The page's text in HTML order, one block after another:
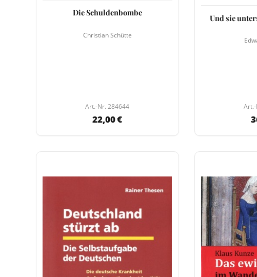
Die Schuldenbombe
Christian Schütte
Art.-Nr. 284644
22,00 €
Und sie